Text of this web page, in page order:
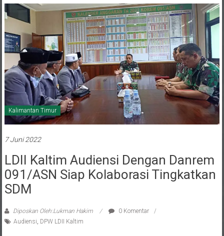
Kalimantan Timur
7 Juni 2022
LDII Kaltim Audiensi Dengan Danrem
091/ASN Siap Kolaborasi Tingkatkan
SDM
Diposkan Oleh:Lukman Hakim
0 Komentar
Audiensi, DPW LDII Kaltim